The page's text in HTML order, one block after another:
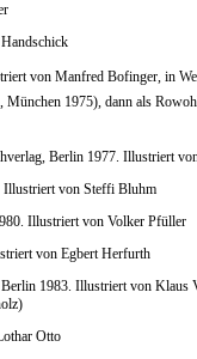
von Manfred Bofinger, in
1975), dann als
Berlin 1977. Illustriert
Illustriert von Steffi Bluhm
Illustriert von Volker Pfüller
von Egbert Herfurth
1983. Illustriert von Klaus
Otto